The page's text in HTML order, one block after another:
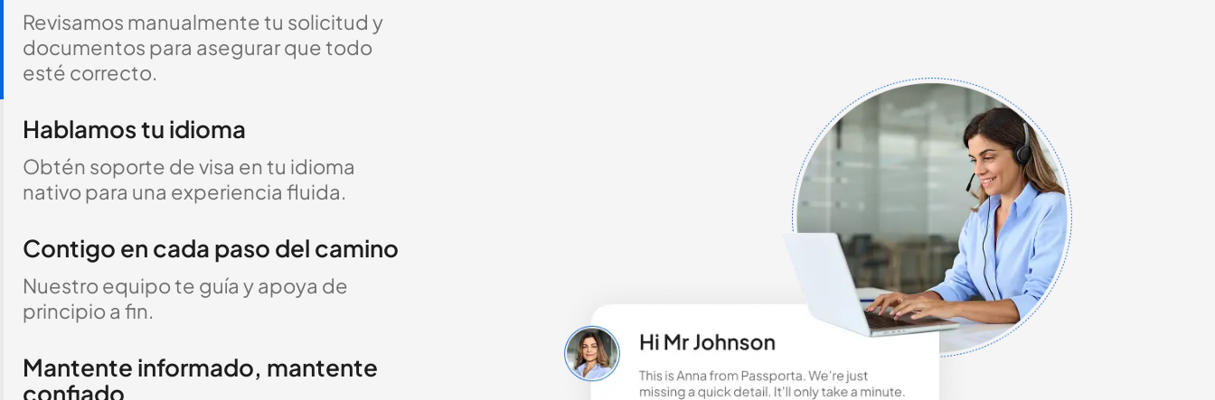
Revisamos manualmente tu solicitud y
documentos para asegurar que todo
esté correcto.
Hablamos tu idioma
Obtén soporte de visa en tu idioma
nativo para una experiencia fluida.
Contigo en cada paso del camino
Nuestro equipo te guía y apoya de
principio a fin.
Mantente informado, mantente
confiado